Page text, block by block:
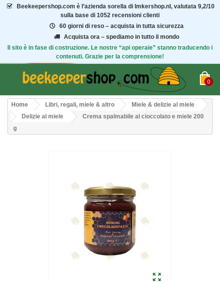
Beekeepershop.com è l’azienda sorella di Imkershop.nl, valutata 9,2/10
sulla base di 1052 recensioni clienti
60 giorni di reso – acquista in tutta sicurezza
Acquista ora – spediamo in tutto il mondo
Il sito è in fase di costruzione. Le nostre “api operaie” stanno traducendo i
contenuti. Grazie per la comprensione!
0
Home Libri, regali, miele & altro
Miele & delizie al miele
Delizie al miele
Crema spalmabile al cioccolato e miele 200
g